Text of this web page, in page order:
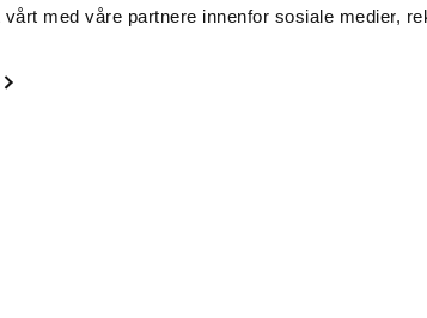
vårt med våre partnere innenfor sosiale medier,
dedikerte personlige trenere gjør vi det